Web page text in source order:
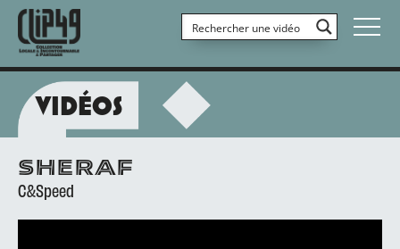
VIDÉOS
SHERAF
C&Speed